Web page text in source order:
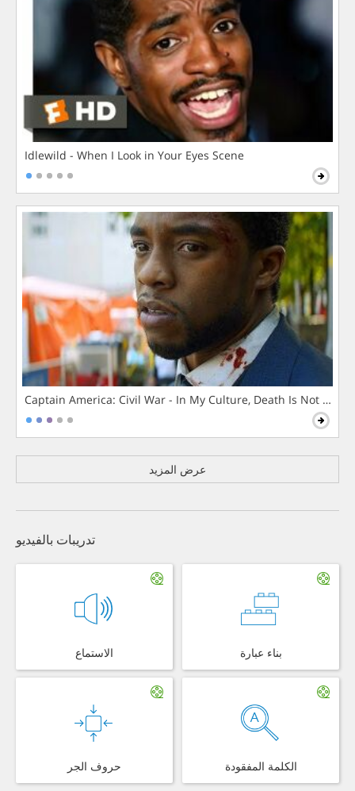
Idlewild - When I Look in Your Eyes Scene
Captain America: Civil War - In My Culture, Death Is Not The
عرض المزيد
تدريبات بالفيديو
الاستماع بناء عبارة
حروف الجر الكلمة المفقودة